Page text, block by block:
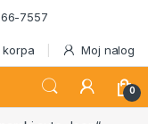
7557
korpa Moj nalog
0